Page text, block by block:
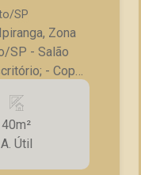
SP
Zona
do bairro;
atender
e
de
40m²
A. Útil